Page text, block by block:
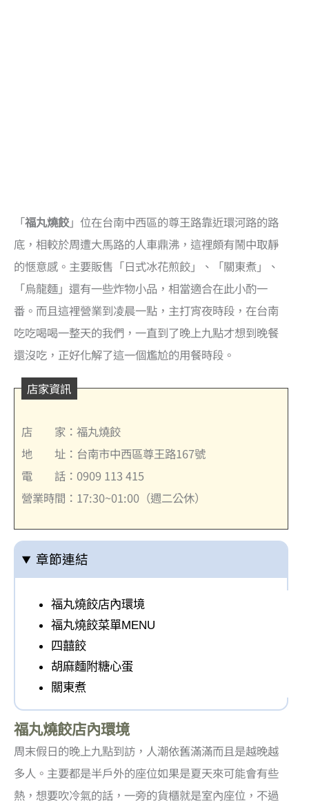
「福丸燒餃」位在台南中西區的尊王路靠近環河路的路
底，相較於周遭大馬路的人車鼎沸，這裡頗有鬧中取靜
的愜意感。主要販售「日式冰花煎餃」、「關東煮」、
「烏龍麵」還有一些炸物小品，相當適合在此小酌一
番。而且這裡營業到凌晨一點，主打宵夜時段，在台南
吃吃喝喝一整天的我們，一直到了晚上九點才想到晚餐
還沒吃，正好化解了這一個尷尬的用餐時段。
店家資訊
店 家：福丸燒餃
地 址：台南市中西區尊王路167號
電 話：0909 113 415
營業時間：17:30~01:00（週二公休）
章節連結
福丸燒餃店內環境
福丸燒餃菜單MENU
四囍餃
胡麻麵附糖心蛋
關東煮
福丸燒餃店內環境
周末假日的晚上九點到訪，人潮依舊滿滿而且是越晚越
多人。主要都是半戶外的座位如果是夏天來可能會有些
熱，想要吹冷氣的話，一旁的貨櫃就是室內座位，不過